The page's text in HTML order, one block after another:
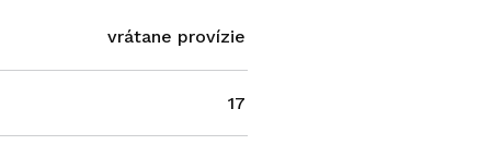
vrátane provízie
17